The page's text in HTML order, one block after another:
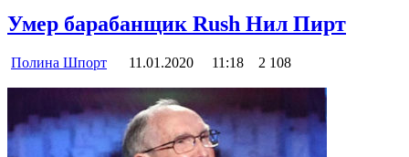
Умер барабанщик Rush Нил Пирт
Полина Шпорт 11.01.2020 11:18 2 108